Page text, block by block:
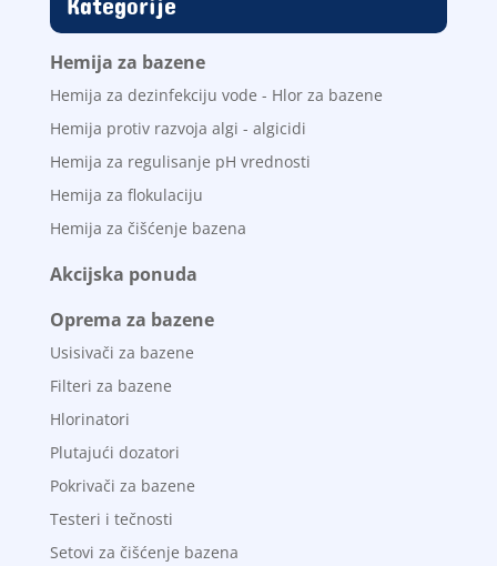
Hemija za bazene
Hemija za dezinfekciju vode - Hlor za bazene
Hemija protiv razvoja algi - algicidi
Hemija za regulisanje pH vrednosti
Hemija za flokulaciju
Hemija za čišćenje bazena
Akcijska ponuda
Oprema za bazene
Usisivači za bazene
Filteri za bazene
Hlorinatori
Plutajući dozatori
Pokrivači za bazene
Testeri i tečnosti
Setovi za čišćenje bazena